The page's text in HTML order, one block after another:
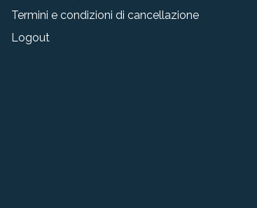
Termini e condizioni di cancellazione
Logout